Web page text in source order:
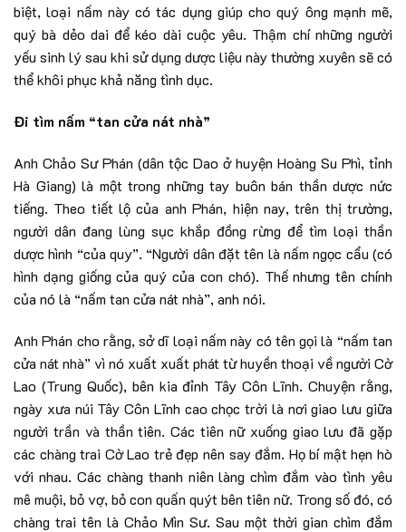
biệt, loại nấm này có tác dụng giúp cho quý ông mạnh mẽ,
quý bà dẻo dai để kéo dài cuộc yêu. Thậm chí những người
yếu sinh lý sau khi sử dụng dược liệu này thường xuyên sẽ có
thể khôi phục khả năng tình dục.
Đi tìm nấm “tan cửa nát nhà”
Anh Chảo Sư Phán (dân tộc Dao ở huyện Hoàng Su Phì, tỉnh
Hà Giang) là một trong những tay buôn bán thần dược nức
tiếng. Theo tiết lộ của anh Phán, hiện nay, trên thị trường,
người dân đang lùng sục khắp đồng rừng để tìm loại thần
dược hình “của quy”. “Người dân đặt tên là nấm ngọc cẩu (có
hình dạng giống của quý của con chó). Thế nhưng tên chính
của nó là “nấm tan cửa nát nhà”, anh nói.
Anh Phán cho rằng, sở dĩ loại nấm này có tên gọi là “nấm tan
cửa nát nhà” vì nó xuất xuất phát từ huyền thoại về người Cờ
Lao (Trung Quốc), bên kia đỉnh Tây Côn Lĩnh. Chuyện rằng,
ngày xưa núi Tây Côn Lĩnh cao chọc trời là nơi giao lưu giữa
người trần và thần tiên. Các tiên nữ xuống giao lưu đã gặp
các chàng trai Cờ Lao trẻ đẹp nên say đắm. Họ bí mật hẹn hò
với nhau. Các chàng thanh niên làng chìm đắm vào tình yêu
mê muội, bỏ vợ, bỏ con quấn quýt bên tiên nữ. Trong số đó, có
chàng trai tên là Chảo Mìn Sư. Sau một thời gian chìm đắm